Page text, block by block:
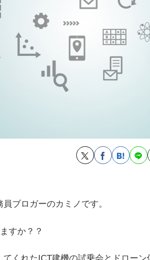
ブロガーのカミノです。
すか？？